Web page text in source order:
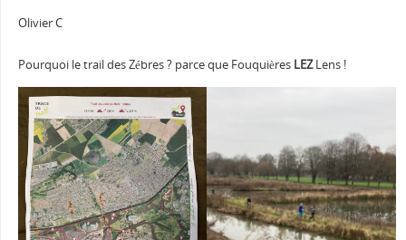
Olivier C
Pourquoi le trail des Zébres ? parce que Fouquières LEZLens !